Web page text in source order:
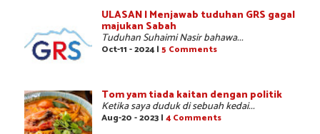
ULASAN | Menjawab tuduhan GRS gagal
majukan Sabah
Tuduhan Suhaimi Nasir bahawa...
Oct-11 - 2024 | 5 Comments
Tom yam tiada kaitan dengan politik
Ketika saya duduk di sebuah kedai...
Aug-20 - 2023 | 4 Comments